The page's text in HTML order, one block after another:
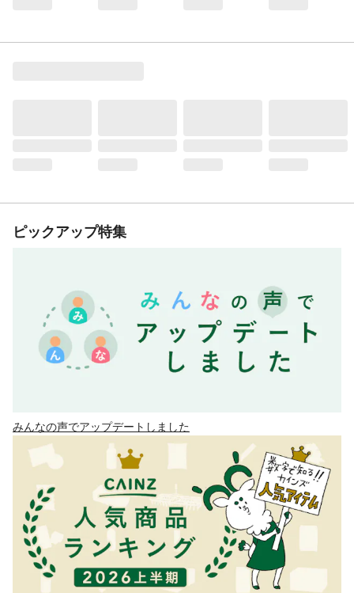
ピックアップ特集
みんなの声でアップデートしました